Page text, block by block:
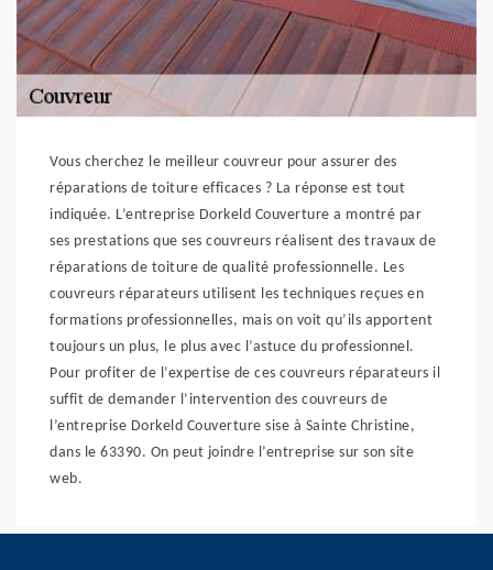
Vous cherchez le meilleur couvreur pour assurer des
réparations de toiture efficaces ? La réponse est tout
indiquée. L’entreprise Dorkeld Couverture a montré par
ses prestations que ses couvreurs réalisent des travaux de
réparations de toiture de qualité professionnelle. Les
couvreurs réparateurs utilisent les techniques reçues en
formations professionnelles, mais on voit qu’ils apportent
toujours un plus, le plus avec l’astuce du professionnel.
Pour profiter de l’expertise de ces couvreurs réparateurs il
suffit de demander l’intervention des couvreurs de
l’entreprise Dorkeld Couverture sise à Sainte Christine,
dans le 63390. On peut joindre l’entreprise sur son site
web.